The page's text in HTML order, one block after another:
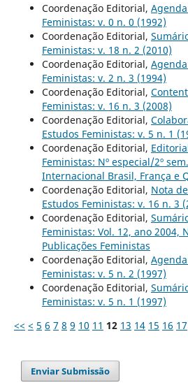
Coordenação Editorial, Agenda
Feministas: v. 0 n. 0 (1992)
Coordenação Editorial,
Feministas: v. 18 n. 2 (2010)
Coordenação Editorial, Agenda
Feministas: v. 2 n. 3 (1994)
Coordenação Editorial,
Feministas: v. 16 n. 3 (2008)
Coordenação Editorial,
Estudos Feministas: v. 5 n. 1
Coordenação Editorial,
Feministas: Nº especial/2º
Internacional Brasil, França e
Coordenação Editorial, Nota
Estudos Feministas: v. 16 n. 3
Coordenação Editorial,
Feministas: Vol. 12, ano 2004,
Publicações Feministas
Coordenação Editorial, Agenda
Feministas: v. 5 n. 2 (1997)
Coordenação Editorial,
Feministas: v. 5 n. 1 (1997)
<< < 5 6 7 8 9 10 11 12 13 14 15 16 17
Enviar Submissão